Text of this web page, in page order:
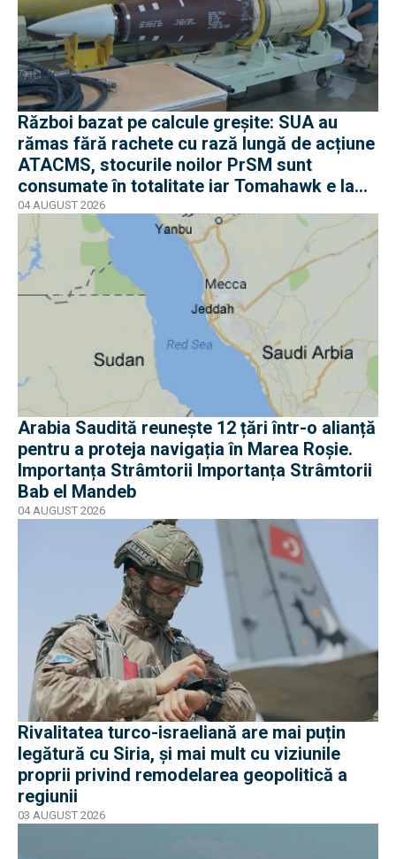
Război bazat pe calcule greșite: SUA au
rămas fără rachete cu rază lungă de acțiune
ATACMS, stocurile noilor PrSM sunt
consumate în totalitate iar Tomahawk e la
jumătate
04 AUGUST 2026
Arabia Saudită reunește 12 țări într-o alianță
pentru a proteja navigația în Marea Roșie.
Importanța Strâmtorii Importanța Strâmtorii
Bab el Mandeb
04 AUGUST 2026
Rivalitatea turco-israeliană are mai puțin
legătură cu Siria, și mai mult cu viziunile
proprii privind remodelarea geopolitică a
regiunii
03 AUGUST 2026